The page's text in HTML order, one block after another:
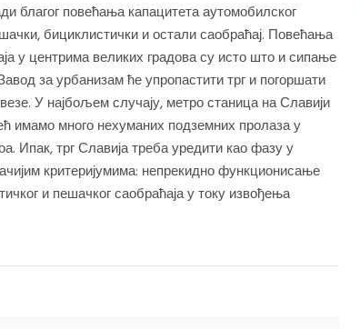
благог повећања капацитета аутомобилског
бициклистички и остали саобраћај. Повећања
у центрима великих градова су исто што и сипање
за урбанизам ће упропастити трг и погоршати
У најбољем случају, метро станица на Славији
имамо много нехуманих подземних пролаза у
Ипак, трг Славија треба уредити као фазу у
критеријумима: непрекидно функционисање
и пешачког саобраћаја у току извођења